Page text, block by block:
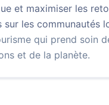
et maximiser les
sur les communautés
qui prend soin
et de la planète.